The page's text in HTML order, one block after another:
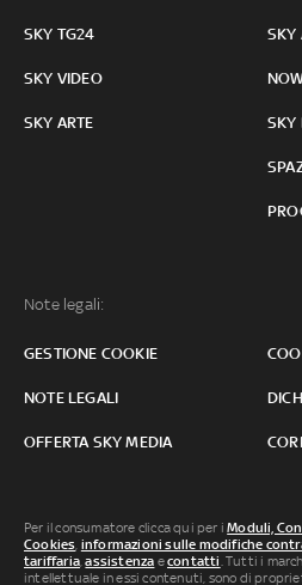
SKY TG24
SKY VIDEO
SKY ARTE
SKY
SKY
Note legali:
GESTIONE COOKIE
NOTE LEGALI
OFFERTA SKY MEDIA
Per il consumatore clicca qui per iModuli,
Cookies informazioni sulle modifiche
tariffaria ,assistenza econtatti . Tutti i
intellettuale in essi contenuti, sono di